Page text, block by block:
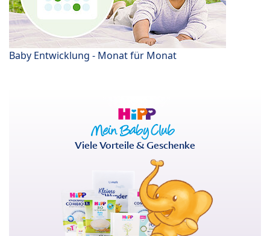
Baby Entwicklung - Monat für Monat
Viele Vorteile & Geschenke